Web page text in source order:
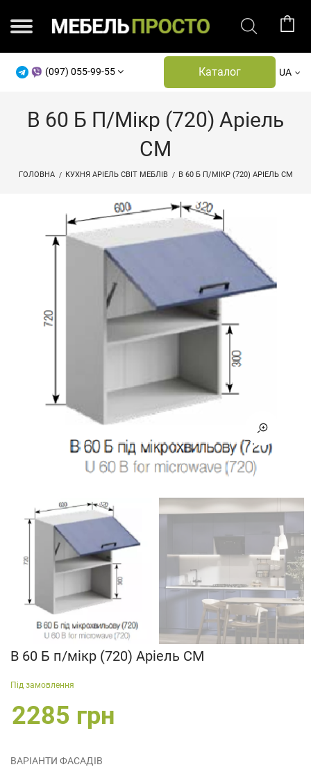
(097) 055-99-55 Каталог UA
В 60 Б П/мікр (720) Аріель
СМ
ГОЛОВНА КУХНЯ АРІЕЛЬ СВІТ МЕБЛІВ В 60 Б П/МІКР (720) АРІЕЛЬ СМ
В 60 Б п/мікр (720) Аріель СМ
Під замовлення
2285 грн
ВАРІАНТИ ФАСАДІВ